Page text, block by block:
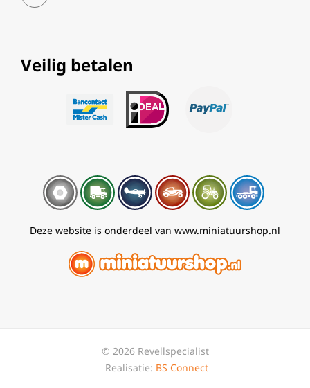
Veilig betalen
Deze website is onderdeel van www.miniatuurshop.nl
© 2026 Revellspecialist
Realisatie: BS Connect